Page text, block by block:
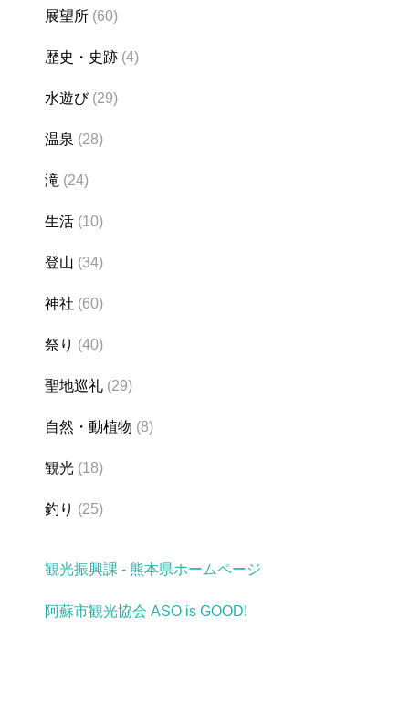
展望所 (60)
歴史・史跡 (4)
水遊び(29)
温泉 (28)
滝 (24)
生活 (10)
登山 (34)
神社 (60)
祭り (40)
聖地巡礼 (29)
自然・動植物 (8)
観光 (18)
釣り (25)
観光振興課 - 熊本県ホームページ
阿蘇市観光協会 ASO is GOOD!